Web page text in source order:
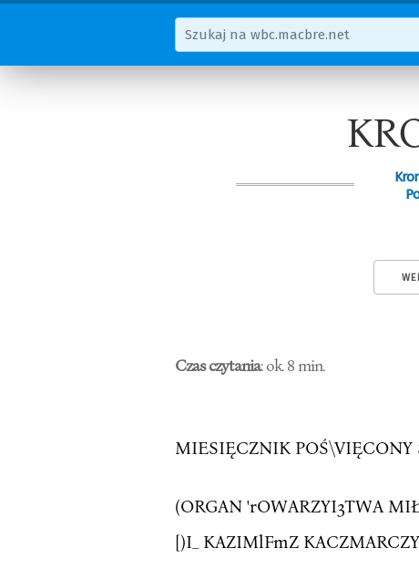
Czas czytania: ok. 8 min.
MIESIĘCZNIK POŚ\VIĘCONY
(ORGAN 'rOWARZYI3TWA
[)I_ KAZIMlFmZ